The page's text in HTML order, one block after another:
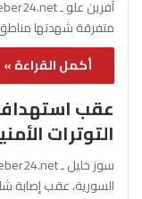
متفرقة شهدتها
أكمل القراءة »
عقب
التوترات
السورية، عقب إصابة